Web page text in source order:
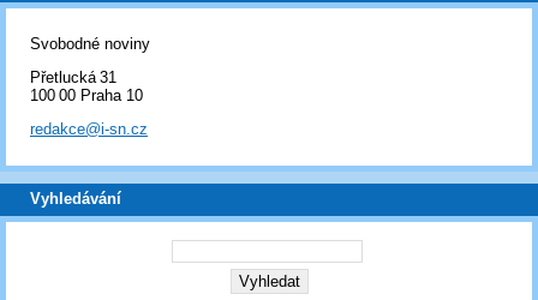
Svobodné noviny
Přetlucká 31
100 00 Praha 10
redakce@i-sn.cz
Vyhledávání